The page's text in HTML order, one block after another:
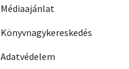
Médiaajánlat
Könyvnagykereskedés
Adatvédelem